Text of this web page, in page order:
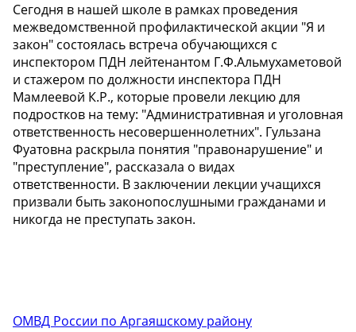
Сегодня в нашей школе в рамках проведения
межведомственной профилактической акции "Я и
закон" состоялась встреча обучающихся с
инспектором ПДН лейтенантом Г.Ф.Альмухаметовой
и стажером по должности инспектора ПДН
Мамлеевой К.Р., которые провели лекцию для
подростков на тему: "Административная и уголовная
ответственность несовершеннолетних". Гульзана
Фуатовна раскрыла понятия "правонарушение" и
"преступление", рассказала о видах
ответственности. В заключении лекции учащихся
призвали быть законопослушными гражданами и
никогда не преступать закон.
ОМВД России по Аргаяшскому району